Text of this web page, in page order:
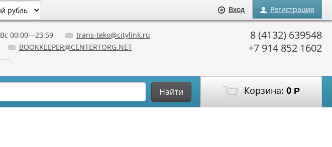
Вход Регистрация
8 (4132) 639548
+7 914 852 1602
Вс 00:00—23:59
trans-teko@citylink.ru
BOOKKEEPER@CENTERTORG.NET
Корзина: 0 Р
Найти